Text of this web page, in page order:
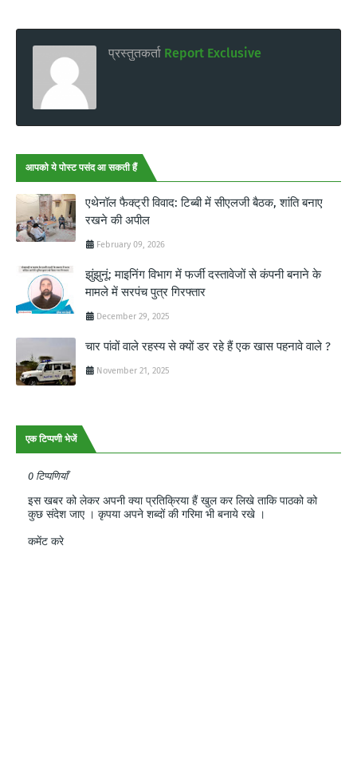
प्रस्तुतकर्ता Report Exclusive
आपको ये पोस्ट पसंद आ सकती हैं
एथेनॉल फैक्ट्री विवाद: टिब्बी में सीएलजी बैठक, शांति बनाए
रखने की अपील
February 09, 2026
झुंझुनूं: माइनिंग विभाग में फर्जी दस्तावेजों से कंपनी बनाने के
मामले में सरपंच पुत्र गिरफ्तार
December 29, 2025
चार पांवों वाले रहस्य से क्यों डर रहे हैं एक खास पहनावे वाले ?
November 21, 2025
एक टिप्पणी भेजें
0 टिप्पणियाँ
इस खबर को लेकर अपनी क्या प्रतिक्रिया हैं खुल कर लिखे ताकि पाठको को
कुछ संदेश जाए । कृपया अपने शब्दों की गरिमा भी बनाये रखे ।
कमेंट करे